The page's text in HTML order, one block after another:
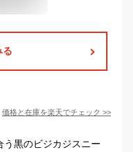
る
価格と在庫を楽天でチェック >>
う黒のビジカジスニー